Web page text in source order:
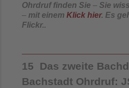
Ohrdruf finden Sie – Sie
– mit einem Klick hier. Es
Flickr..
15 Das zweite
Bachstadt Ohrdruf: